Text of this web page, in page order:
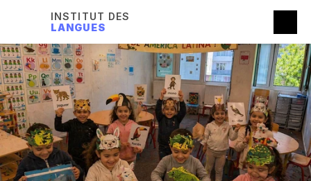
INSTITUT DES
LANGUES